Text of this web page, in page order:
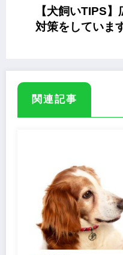
【犬飼いTIPS】
対策をしていま
関連記事